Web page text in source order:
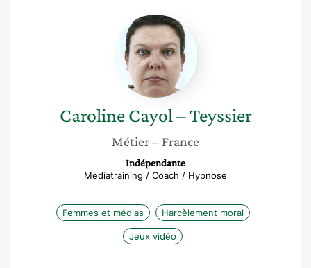
Caroline
Cayol
–
Teyssier
Caroline Cayol – Teyssier
Métier– France
Indépendante
Mediatraining / Coach / Hypnose
Femmes et médias Harcèlement moral
Jeux vidéo